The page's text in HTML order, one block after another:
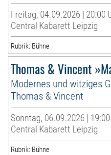
Freitag, 04.09.2026 | 20:00
Central Kabarett Leipzig
Rubrik: Bühne
Thomas & Vincent
Modernes und witziges
Thomas & Vincent
Sonntag, 06.09.2026 |
Central Kabarett Leipzig
Rubrik: Bühne